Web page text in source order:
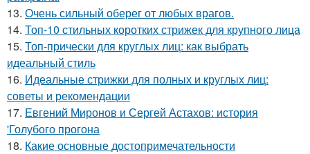
13. Очень сильный оберег от любых врагов.
14. Топ-10 стильных коротких стрижек для крупного лица
15. Топ-прически для круглых лиц: как выбрать
идеальный стиль
16. Идеальные стрижки для полных и круглых лиц:
советы и рекомендации
17. Евгений Миронов и Сергей Астахов: история
'Голубого прогона
18. Какие основные достопримечательности